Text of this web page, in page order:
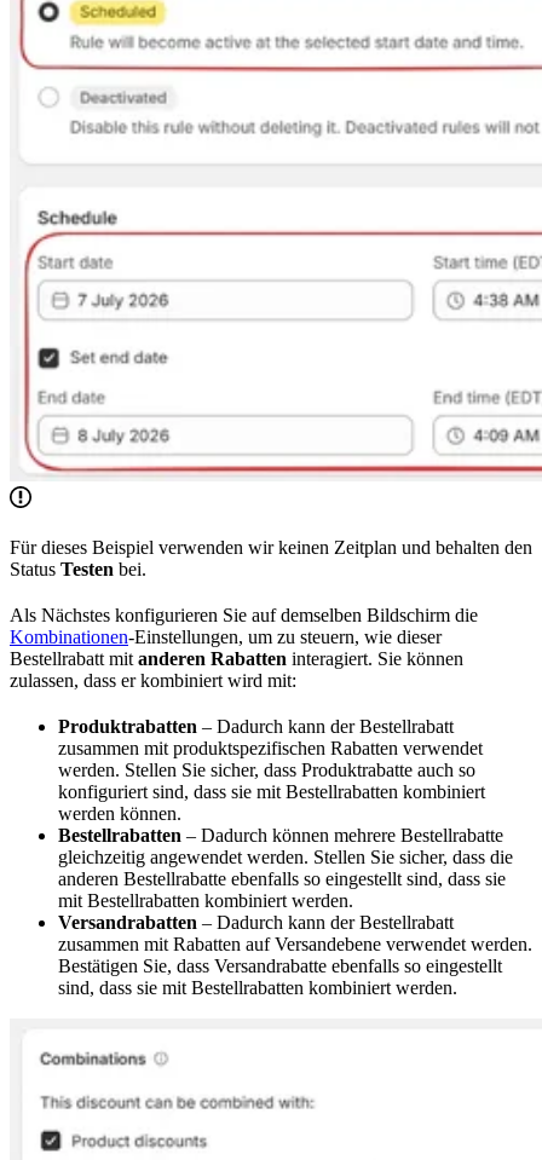
Für dieses Beispiel verwenden wir keinen Zeitplan und behalten den
Status Testen bei.
Als Nächstes konfigurieren Sie auf demselben Bildschirm die
Kombinationen-Einstellungen, um zu steuern, wie dieser
Bestellrabatt mit anderen Rabatten interagiert. Sie können
zulassen, dass er kombiniert wird mit:
Produktrabatten – Dadurch kann der Bestellrabatt
zusammen mit produktspezifischen Rabatten verwendet
werden. Stellen Sie sicher, dass Produktrabatte auch so
konfiguriert sind, dass sie mit Bestellrabatten kombiniert
werden können.
Bestellrabatten – Dadurch können mehrere Bestellrabatte
gleichzeitig angewendet werden. Stellen Sie sicher, dass die
anderen Bestellrabatte ebenfalls so eingestellt sind, dass sie
mit Bestellrabatten kombiniert werden.
Versandrabatten – Dadurch kann der Bestellrabatt
zusammen mit Rabatten auf Versandebene verwendet werden.
Bestätigen Sie, dass Versandrabatte ebenfalls so eingestellt
sind, dass sie mit Bestellrabatten kombiniert werden.